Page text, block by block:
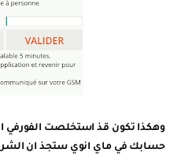
وهكذا تكون قذ استخلصت الفورفي
حسابك في ماي انوي ستجذ ان